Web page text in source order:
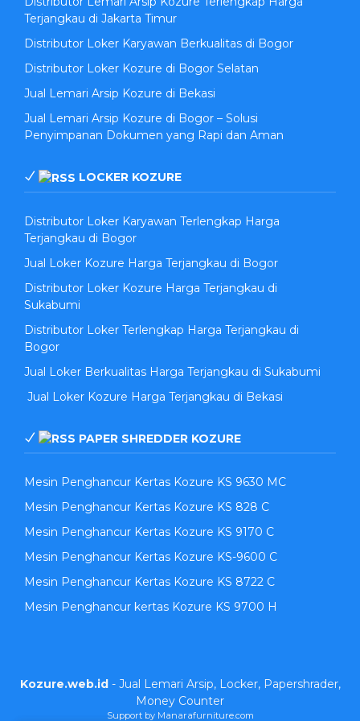
Terjangkau di Jakarta Timur
Distributor Loker Karyawan Berkualitas di Bogor
Distributor Loker Kozure di Bogor Selatan
Jual Lemari Arsip Kozure di Bekasi
Jual Lemari Arsip Kozure di Bogor – Solusi
Penyimpanan Dokumen yang Rapi dan Aman
LOCKER KOZURE
Distributor Loker Karyawan Terlengkap Harga
Terjangkau di Bogor
Jual Loker Kozure Harga Terjangkau di Bogor
Distributor Loker Kozure Harga Terjangkau di
Sukabumi
Distributor Loker Terlengkap Harga Terjangkau di
Bogor
Jual Loker Berkualitas Harga Terjangkau di Sukabumi
Jual Loker Kozure Harga Terjangkau di Bekasi
PAPER SHREDDER KOZURE
Mesin Penghancur Kertas Kozure KS 9630 MC
Mesin Penghancur Kertas Kozure KS 828 C
Mesin Penghancur Kertas Kozure KS 9170 C
Mesin Penghancur Kertas Kozure KS-9600 C
Mesin Penghancur Kertas Kozure KS 8722 C
Mesin Penghancur kertas Kozure KS 9700 H
Kozure.web.id- Jual Lemari Arsip, Locker, Papershrader,
Money Counter
Support by Manarafurniture.com